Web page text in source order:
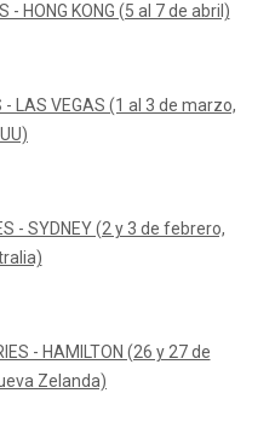
- HONG KONG (5 al 7 de abril)
- LAS VEGAS (1 al 3 de marzo,
- SYDNEY (2 y 3 de febrero,
- HAMILTON (26 y 27 de
Zelanda)